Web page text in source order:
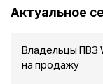
Актуальное
Владельцы ПВЗ
на продажу